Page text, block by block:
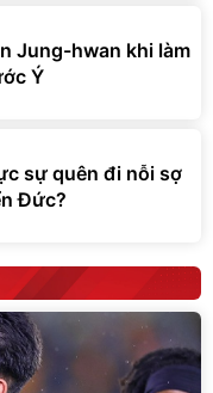
Jung-hwan khi làm
Ý
sự quên đi nỗi sợ
Đức?